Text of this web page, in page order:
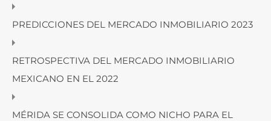
PREDICCIONES DEL MERCADO INMOBILIARIO 2023
RETROSPECTIVA DEL MERCADO INMOBILIARIO
MEXICANO EN EL 2022
MÉRIDA SE CONSOLIDA COMO NICHO PARA EL